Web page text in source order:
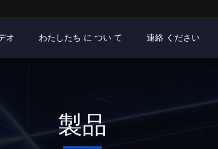
オ わたしたち に つい て 連絡 ください
製品